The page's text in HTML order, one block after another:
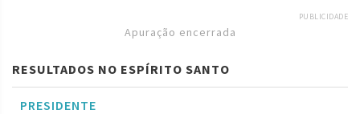
PUBLICIDADE
Apuração encerrada
RESULTADOS NO ESPÍRITO SANTO
PRESIDENTE